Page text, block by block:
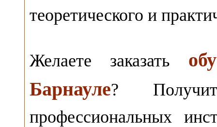
теоретического и
Желаете заказать
Барнауле?
профессиональных